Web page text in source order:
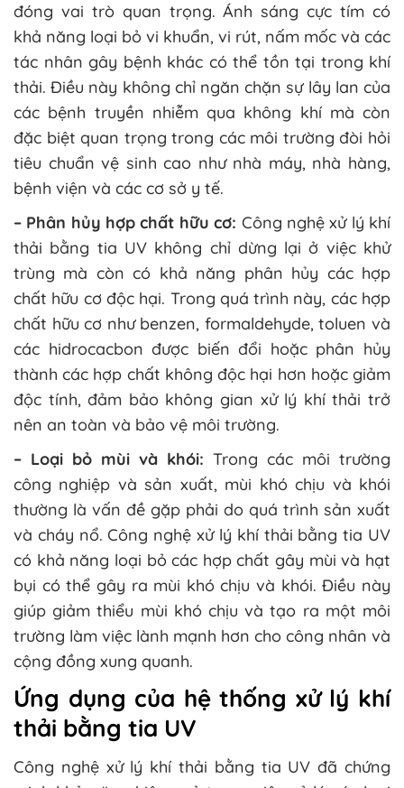
đóng vai trò quan trọng. Ánh sáng cực tím có
khả năng loại bỏ vi khuẩn, vi rút, nấm mốc và các
tác nhân gây bệnh khác có thể tồn tại trong khí
thải. Điều này không chỉ ngăn chặn sự lây lan của
các bệnh truyền nhiễm qua không khí mà còn
đặc biệt quan trọng trong các môi trường đòi hỏi
tiêu chuẩn vệ sinh cao như nhà máy, nhà hàng,
bệnh viện và các cơ sở y tế.
– Phân hủy hợp chất hữu cơ: Công nghệ xử lý khí
thải bằng tia UV không chỉ dừng lại ở việc khử
trùng mà còn có khả năng phân hủy các hợp
chất hữu cơ độc hại. Trong quá trình này, các hợp
chất hữu cơ như benzen, formaldehyde, toluen và
các hidrocacbon được biến đổi hoặc phân hủy
thành các hợp chất không độc hại hơn hoặc giảm
độc tính, đảm bảo không gian xử lý khí thải trở
nên an toàn và bảo vệ môi trường.
– Loại bỏ mùi và khói: Trong các môi trường
công nghiệp và sản xuất, mùi khó chịu và khói
thường là vấn đề gặp phải do quá trình sản xuất
và cháy nổ. Công nghệ xử lý khí thải bằng tia UV
có khả năng loại bỏ các hợp chất gây mùi và hạt
bụi có thể gây ra mùi khó chịu và khói. Điều này
giúp giảm thiểu mùi khó chịu và tạo ra một môi
trường làm việc lành mạnh hơn cho công nhân và
cộng đồng xung quanh.
Ứng dụng của hệ thống xử lý khí
thải bằng tia UV
Công nghệ xử lý khí thải bằng tia UV đã chứng